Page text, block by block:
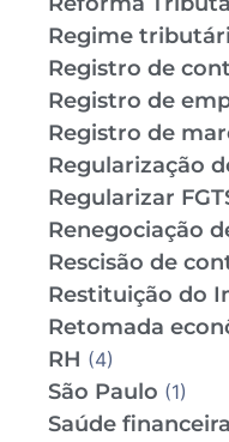
Regime
Registro de
Registro de
Registro de
Regularização
Regularizar
Renegociação
Rescisão de
Restituição do
Retomada
RH (4)
São Paulo (1)
Saúde financeira